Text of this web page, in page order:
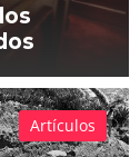
Artículos